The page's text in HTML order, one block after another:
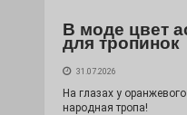
В моде цвет
для тропинок
31.07.2026
На глазах у
народная тропа!